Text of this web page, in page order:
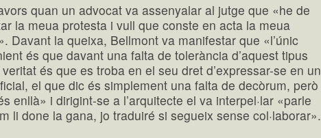
quan un advocat va assenyalar al jutge que «he de
la meua protesta i vull que conste en acta la meua
Davant la queixa, Bellmont va manifestar que «l’únic
és que davant una falta de tolerància d’aquest tipus
és que es troba en el seu dret d’expressar-se en un
el que dic és simplement una falta de decòrum, però
enllà» i dirigint-se a l’arquitecte el va interpel·lar «parle
li done la gana, jo traduiré si segueix sense col·laborar».